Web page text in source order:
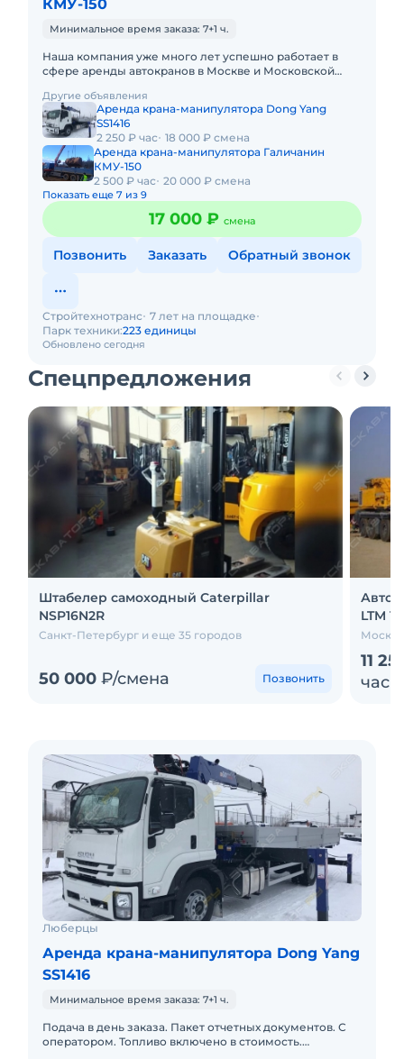
КМУ-150
Минимальное время заказа: 7+1 ч.
Наша компания уже много лет успешно работает в
сфере аренды автокранов в Москве и Московской
производителей с ра
Другие объявления
Аренда крана-манипулятора Dong Yang
SS1416
2 250 ₽ час 18 000 ₽ смена
Аренда крана-манипулятора Галичанин
КМУ-150
2 500 ₽ час
20 000 ₽ смена
Показать еще 7 из 9
17 000 ₽ смена
Позвонить Заказать Обратный звонок
Обновлено сегодня
Стройтехнотранс 7 лет на площадке
Парк техники:223 единицы
Спецпредложения
Штабелер самоходный Caterpillar
NSP16N2R
Санкт-Петербург и еще 35 городов
50 000 ₽/смена Позвонить
LTM
Москва
11
час
Люберцы
Аренда крана-манипулятора Dong Yang
SS1416
Минимальное время заказа: 7+1 ч.
Подача в день заказа. Пакет отчетных документов. С
оператором. Топливо включено в стоимость.